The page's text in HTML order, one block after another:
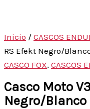
Inicio / CASCOS
RS Efekt Negro/
CASCO FOX, CASCOS
Casco Moto
Negro/Blanco